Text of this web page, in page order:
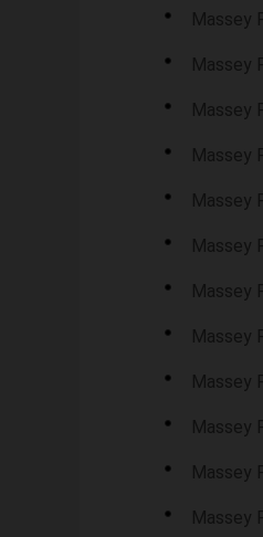
Massey
Massey
Massey
Massey
Massey
Massey
Massey
Massey
Massey
Massey
Massey
Massey